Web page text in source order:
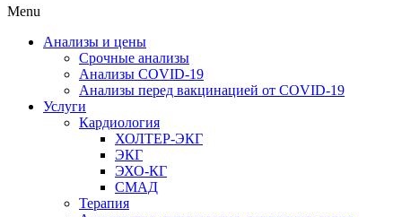
Menu
Анализы и цены
Срочные анализы
Анализы COVID-19
Анализы перед вакцинацией от COVID-19
Услуги
Кардиология
ХОЛТЕР-ЭКГ
ЭКГ
ЭХО-КГ
СМАД
Терапия